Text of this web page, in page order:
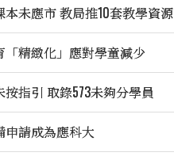
本未應市 教局推10套教學資源
「精緻化」應對學童減少
按指引 取錄573未夠分學員
申請成為應科大